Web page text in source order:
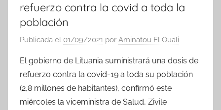
refuerzo contra la covid a toda la
población
Publicada el 01/09/2021 por Aminatou El Ouali
El gobierno de Lituania suministrará una dosis de
refuerzo contra la covid-19 a toda su población
(2,8 millones de habitantes), confirmó este
miércoles la viceministra de Salud, Zivile